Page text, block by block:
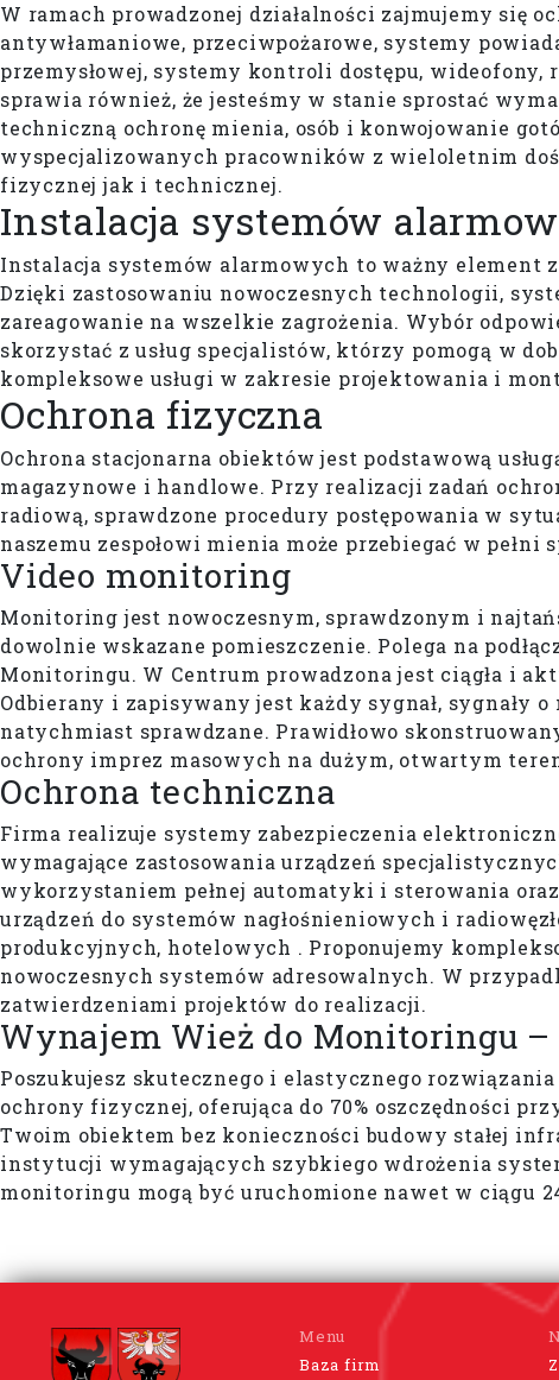
W ramach prowadzonej działalności zajmujemy się
antywłamaniowe, przeciwpożarowe, systemy
przemysłowej, systemy kontroli dostępu,
sprawia również, że jesteśmy w stanie sprostać
techniczną ochronę mienia, osób i konwojowanie
wyspecjalizowanych pracowników z wieloletnim
fizycznej jak i technicznej.
Instalacja systemów
Instalacja systemów alarmowych to ważny element
Dzięki zastosowaniu nowoczesnych technologii,
zareagowanie na wszelkie zagrożenia. Wybór
skorzystać z usług specjalistów, którzy pomogą w
kompleksowe usługi w zakresie projektowania i
Ochrona fizyczna
Ochrona stacjonarna obiektów jest podstawową
magazynowe i handlowe. Przy realizacji zadań
radiową, sprawdzone procedury postępowania w
naszemu zespołowi mienia może przebiegać w
Video monitoring
Monitoring jest nowoczesnym, sprawdzonym i
dowolnie wskazane pomieszczenie. Polega na
Monitoringu. W Centrum prowadzona jest ciągła i
Odbierany i zapisywany jest każdy sygnał, sygnały
natychmiast sprawdzane. Prawidłowo
ochrony imprez masowych na dużym, otwartym
Ochrona techniczna
Firma realizuje systemy zabezpieczenia
wymagające zastosowania urządzeń
wykorzystaniem pełnej automatyki i sterowania
urządzeń do systemów nagłośnieniowych i
produkcyjnych, hotelowych . Proponujemy
nowoczesnych systemów adresowalnych. W
zatwierdzeniami projektów do realizacji.
Wynajem Wież do Monitoringu
Poszukujesz skutecznego i elastycznego
ochrony fizycznej, oferująca do 70% oszczędności
Twoim obiektem bez konieczności budowy stałej
instytucji wymagających szybkiego wdrożenia
monitoringu mogą być uruchomione nawet w ciągu
Menu
Baza firm